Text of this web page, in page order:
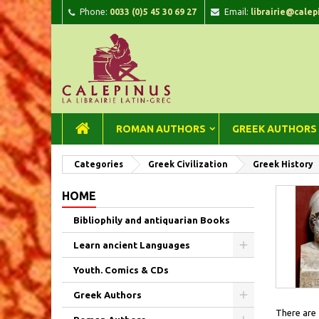
Phone: 0033 (0)5 45 30 69 27 Email:
ROMAN AUTHORS GREEK AUTHORS
Categories Greek Civilization Greek History
HOME
Bibliophily and antiquarian Books
Learn ancient Languages
Youth. Comics & CDs
Greek Authors
There are